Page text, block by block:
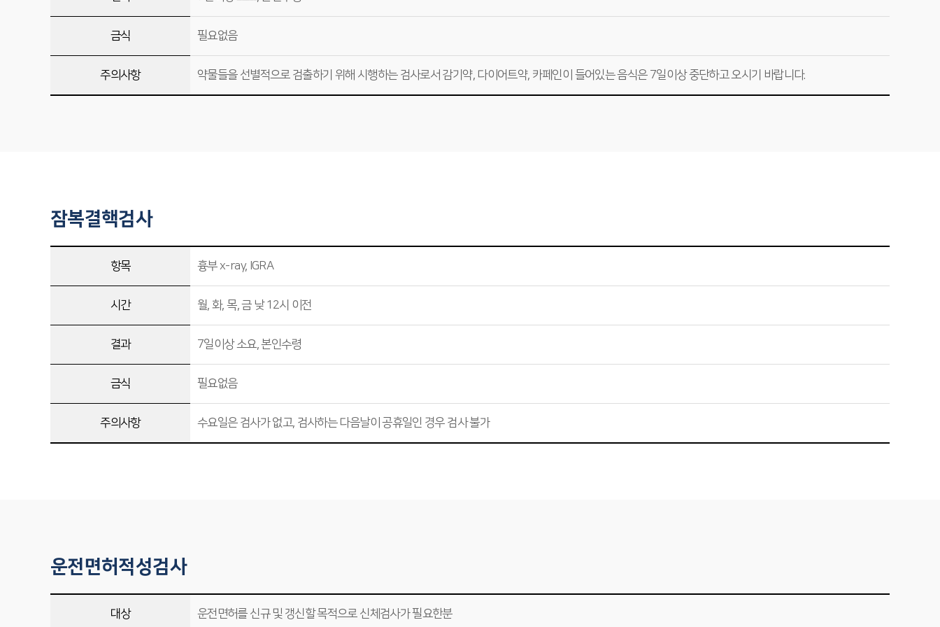
금식 필요없음
주의사항 약물들을 선별적으로 검출하기 위해 시행하는 검사로서 감기약, 다이어트약, 카페인이 들어있는 음식은 7일이상 중단하고 오시기 바랍니다.
잠복결핵검사
항목 흉부 x-ray, IGRA
시간 월, 화, 목, 금 낮 12시 이전
결과 7일이상 소요, 본인수령
금식 필요없음
주의사항 수요일은 검사가 없고, 검사하는 다음날이 공휴일인 경우 검사 불가
운전면허적성검사
대상 운전면허를 신규 및 갱신할 목적으로 신체검사가 필요한분